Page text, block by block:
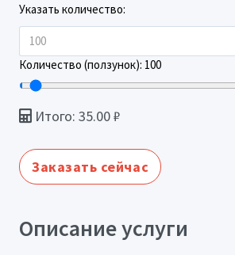
Указать количество:
Количество (ползунок): 100
Итого: 35.00₽
Заказать сейчас
Описание услуги